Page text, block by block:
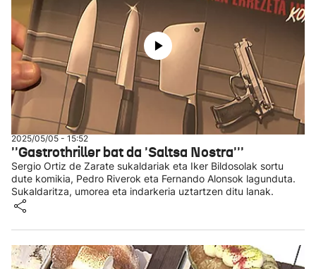
2025/05/05 - 15:52
''Gastrothriller bat da 'Saltsa Nostra'''
Sergio Ortiz de Zarate sukaldariak eta Iker Bildosolak sortu
dute komikia, Pedro Riverok eta Fernando Alonsok lagunduta.
Sukaldaritza, umorea eta indarkeria uztartzen ditu lanak.